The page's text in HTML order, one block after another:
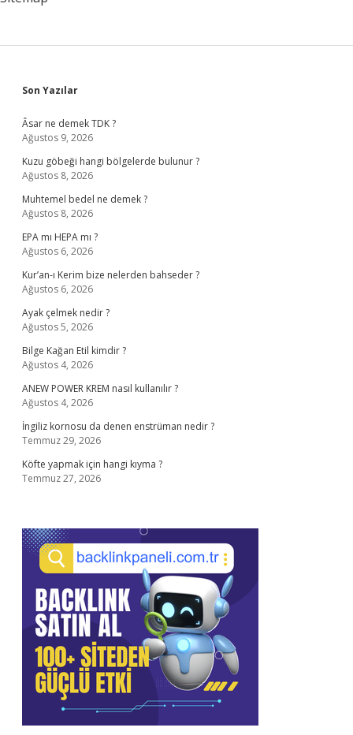
Sidebar
Son Yazılar
Âsar ne demek TDK ?
Ağustos 9, 2026
Kuzu göbeği hangi bölgelerde bulunur ?
Ağustos 8, 2026
Muhtemel bedel ne demek ?
Ağustos 8, 2026
EPA mı HEPA mı ?
Ağustos 6, 2026
Kur’an-ı Kerim bize nelerden bahseder ?
Ağustos 6, 2026
Ayak çelmek nedir ?
Ağustos 5, 2026
Bilge Kağan Etil kimdir ?
Ağustos 4, 2026
ANEW POWER KREM nasıl kullanılır ?
Ağustos 4, 2026
İngiliz kornosu da denen enstrüman nedir ?
Temmuz 29, 2026
Köfte yapmak için hangi kıyma ?
Temmuz 27, 2026